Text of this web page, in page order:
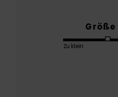
Größe
Zu klein